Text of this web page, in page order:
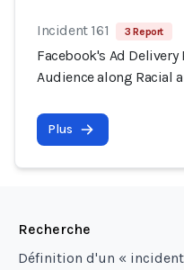
Incident 161 3 Report
Facebook's Ad
Audience along Racial
Plus
Recherche
Définition d'un «